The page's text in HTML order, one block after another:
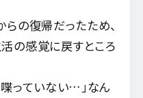
の復帰だったため、
の感覚に戻すところ
っていない…」なん